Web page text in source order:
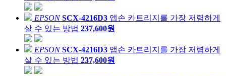
EPSON SCX-4216D3 앱손 카트리지를 가장 저렴하게
살 수 있는 방법 237,600원
EPSON SCX-4216D3 앱손 카트리지를 가장 저렴하게
살 수 있는 방법 237,600원